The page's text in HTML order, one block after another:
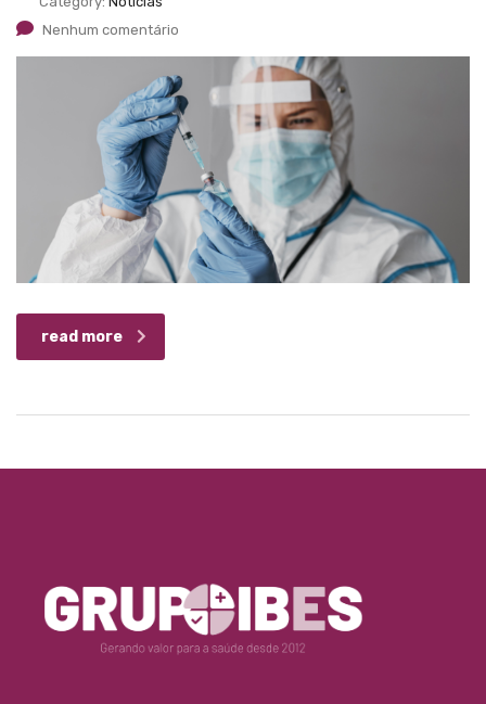
Nenhum comentário
read more